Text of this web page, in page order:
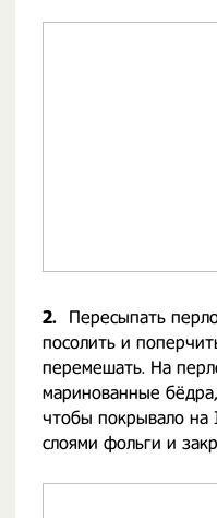
2.
Пересыпать
посолить и
перемешать. На
маринованные
чтобы покрывало на
слоями фольги и